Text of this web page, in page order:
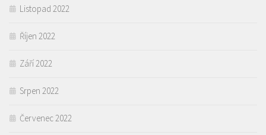
Listopad 2022
Říjen 2022
Září 2022
Srpen 2022
Červenec 2022